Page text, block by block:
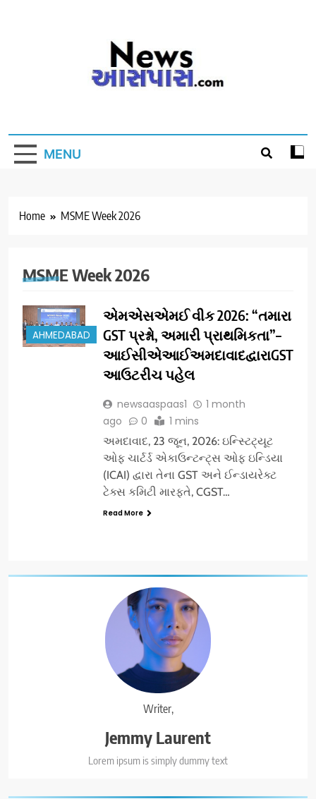
MENU
Home MSME Week 2026
Writer,
Jemmy Laurent
Lorem ipsum is simply dummy text
MSME Week 2026
AHMEDABAD
એમએસએમઈ વીક 2026: “તમારા
GST પ્રશ્નો, અમારી પ્રાથમિકતા”–
આઈસીએઆઈઅમદાવાદદ્વારાGST
આઉટરીચ પહેલ
newsaaspaas1
1 month
ago
0 1 mins
અમદાવાદ, 23 જૂન, 2026: ઇન્સ્ટિટ્યૂટ
ઓફ ચાર્ટર્ડ એકાઉન્ટન્ટ્સ ઓફ ઇન્ડિયા
(ICAI) દ્વારા તેના GST અને ઈન્ડાયરેક્ટ
ટેક્સ કમિટી મારફતે, CGST…
Read More